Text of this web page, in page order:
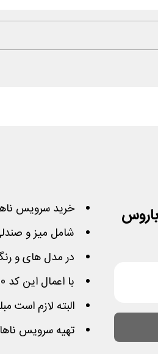
خرید سرویس
شامل میز و
در مدل های و رنگ
با اعمال این کد 900 هزار تومان از مبلغ سفارش کم میشود
البته لازم است مبلغ
تهیه سرویس